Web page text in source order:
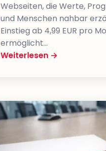
Webseiten, die Werte,
und Menschen nahbar
Einstieg ab 4,99 EUR pro
ermöglicht…
Weiterlesen →